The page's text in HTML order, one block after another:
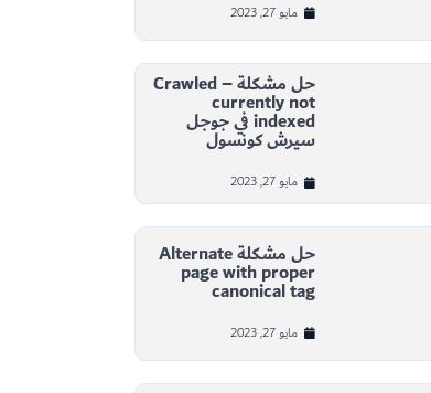
مايو 27, 2023
حل مشكلة Crawled –
currently not
indexed في جوجل
سيرش كونسول
مايو 27, 2023
حل مشكلة Alternate
page with proper
canonical tag
مايو 27, 2023